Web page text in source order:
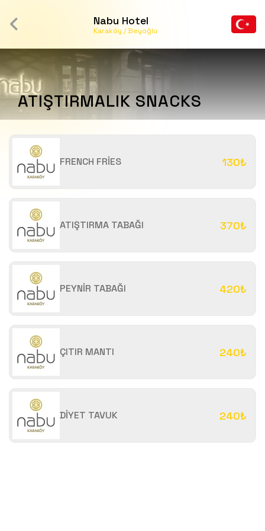
Nabu Hotel
Karaköy / Beyoğlu
ATIŞTIRMALIK SNACKS
FRENCH FRİES 130₺
ATIŞTIRMA TABAĞI 370₺
PEYNİR TABAĞI 420₺
ÇITIR MANTI 240₺
DİYET TAVUK 240₺